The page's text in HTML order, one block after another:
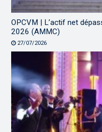
OPCVM | L’actif net
2026 (AMMC)
27/07/2026